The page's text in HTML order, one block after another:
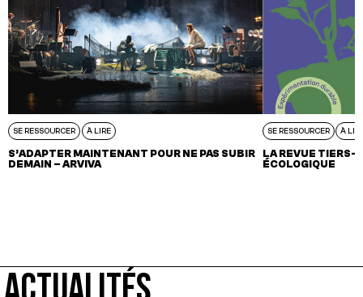
SE RESSOURCER À LIRE
S’ADAPTER MAINTENANT POUR NE PAS SUBIR
DEMAIN – ARVIVA
SE RESSOURCER À
LA REVUE TIERS-
ÉCOLOGIQUE